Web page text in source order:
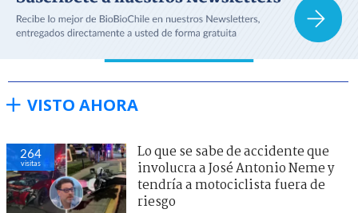
VISTO AHORA
264
visitas
Lo que se sabe de accidente que
involucra a José Antonio Neme y
tendría a motociclista fuera de
riesgo